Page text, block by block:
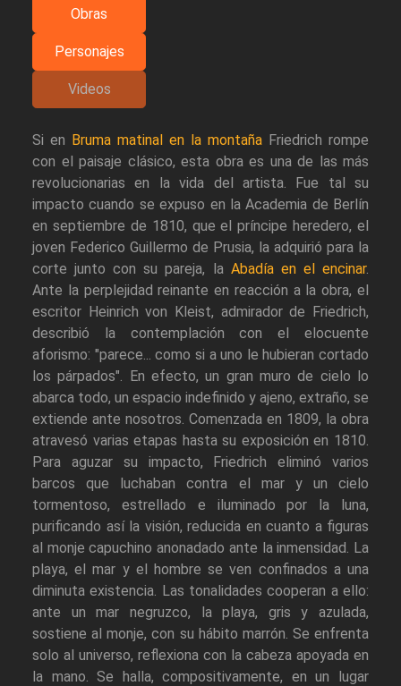
Obras
Personajes
Videos
Si en Bruma matinal en la montaña Friedrich rompe
con el paisaje clásico, esta obra es una de las más
revolucionarias en la vida del artista. Fue tal su
impacto cuando se expuso en la Academia de Berlín
en septiembre de 1810, que el príncipe heredero, el
joven Federico Guillermo de Prusia, la adquirió para la
corte junto con su pareja, la Abadía en el encinar.
Ante la perplejidad reinante en reacción a la obra, el
escritor Heinrich von Kleist, admirador de Friedrich,
describió la contemplación con el elocuente
aforismo: "parece... como si a uno le hubieran cortado
los párpados". En efecto, un gran muro de cielo lo
abarca todo, un espacio indefinido y ajeno, extraño, se
extiende ante nosotros. Comenzada en 1809, la obra
atravesó varias etapas hasta su exposición en 1810.
Para aguzar su impacto, Friedrich eliminó varios
barcos que luchaban contra el mar y un cielo
tormentoso, estrellado e iluminado por la luna,
purificando así la visión, reducida en cuanto a figuras
al monje capuchino anonadado ante la inmensidad. La
playa, el mar y el hombre se ven confinados a una
diminuta existencia. Las tonalidades cooperan a ello:
ante un mar negruzco, la playa, gris y azulada,
sostiene al monje, con su hábito marrón. Se enfrenta
solo al universo, reflexiona con la cabeza apoyada en
la mano. Se halla, compositivamente, en un lugar